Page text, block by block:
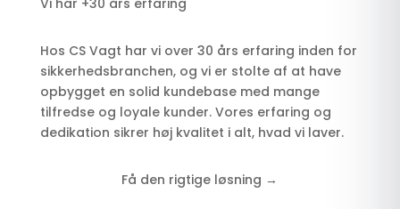
Vi har +30 års erfaring
Hos CS Vagt har vi over 30 års erfaring inden for
sikkerhedsbranchen, og vi er stolte af at have
opbygget en solid kundebase med mange
tilfredse og loyale kunder. Vores erfaring og
dedikation sikrer høj kvalitet i alt, hvad vi laver.
Få den rigtige løsning →